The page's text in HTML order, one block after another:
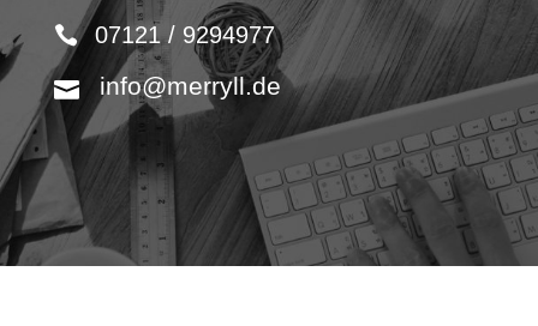
07121 / 9294977
info@merryll.de